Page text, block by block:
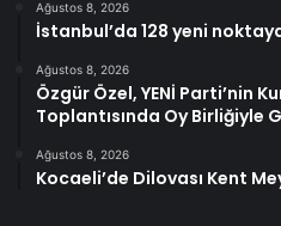
Ağustos 8, 2026
İstanbul’da 128 yeni
Ağustos 8, 2026
Özgür Özel, YENİ Parti’nin
Toplantısında Oy Birliğiyle
Ağustos 8, 2026
Kocaeli’de Dilovası Kent